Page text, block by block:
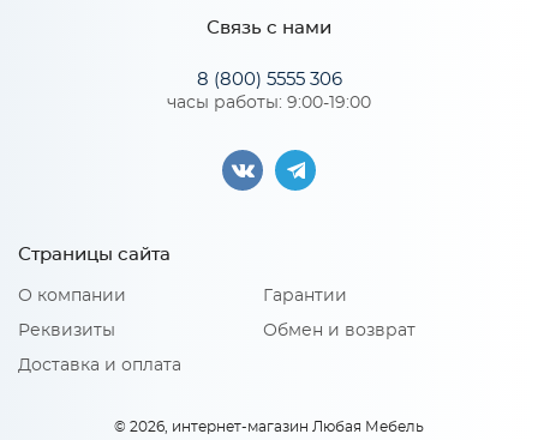
Связь с нами
8 (800) 5555 306
часы работы: 9:00-19:00
Страницы сайта
О компании
Реквизиты
Доставка и оплата
Гарантии
Обмен и возврат
© 2026, интернет-магазин Любая Мебель